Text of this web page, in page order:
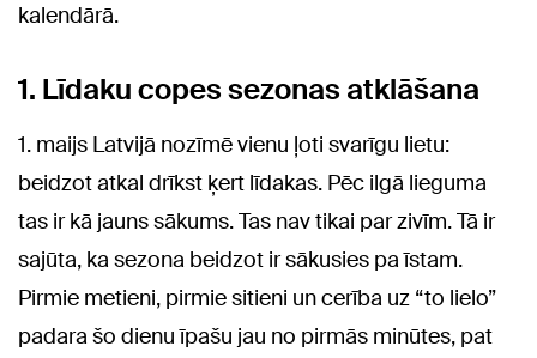
kalendārā.
1. Līdaku copes sezonas atklāšana
1. maijs Latvijā nozīmē vienu ļoti svarīgu lietu:
beidzot atkal drīkst ķert līdakas. Pēc ilgā lieguma
tas ir kā jauns sākums. Tas nav tikai par zivīm. Tā ir
sajūta, ka sezona beidzot ir sākusies pa īstam.
Pirmie metieni, pirmie sitieni un cerība uz “to lielo”
padara šo dienu īpašu jau no pirmās minūtes, pat